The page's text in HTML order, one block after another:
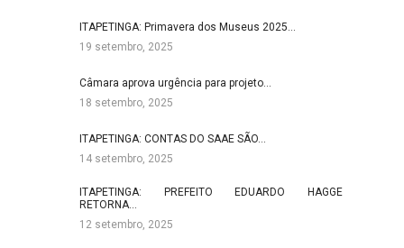
ITAPETINGA: Primavera dos Museus 2025…
19 setembro, 2025
Câmara aprova urgência para projeto…
18 setembro, 2025
ITAPETINGA: CONTAS DO SAAE SÃO…
14 setembro, 2025
ITAPETINGA: PREFEITO EDUARDO HAGGE
RETORNA…
12 setembro, 2025